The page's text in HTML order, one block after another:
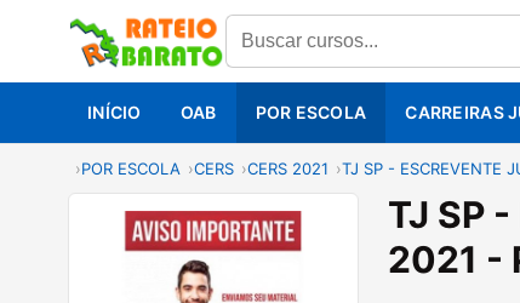
INÍCIO OAB POR ESCOLA CARREIRAS
POR ESCOLA CERS CERS 2021 TJ SP - ESCREVENTE
TJ SP
2021 -